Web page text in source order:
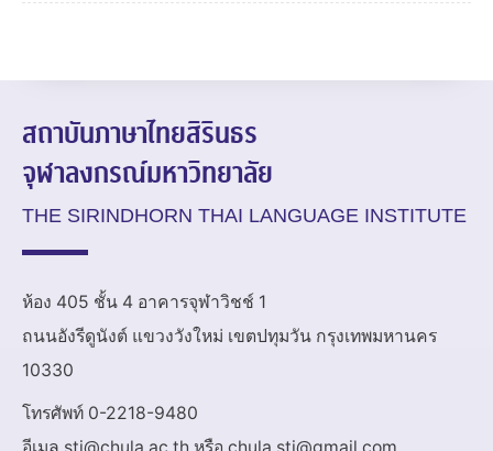
สถาบันภาษาไทยสิรินธร
จุฬาลงกรณ์มหาวิทยาลัย
THE SIRINDHORN THAI LANGUAGE INSTITUTE
ห้อง 405 ชั้น 4 อาคารจุฬาวิชช์ 1
ถนนอังรีดูนังต์ แขวงวังใหม่ เขตปทุมวัน กรุงเทพมหานคร
10330
โทรศัพท์ 0-2218-9480
อีเมล sti@chula.ac.th หรือ chula.sti@gmail.com